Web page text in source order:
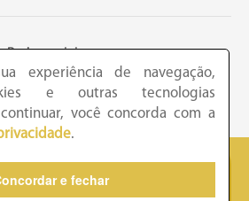
Redes sociais
de Medicina - Copyright © todos os
reservados
experiência de navegação,
e outras tecnologias
você concorda com a
.
e fechar